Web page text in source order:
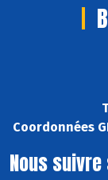
Coordonnées
Nous